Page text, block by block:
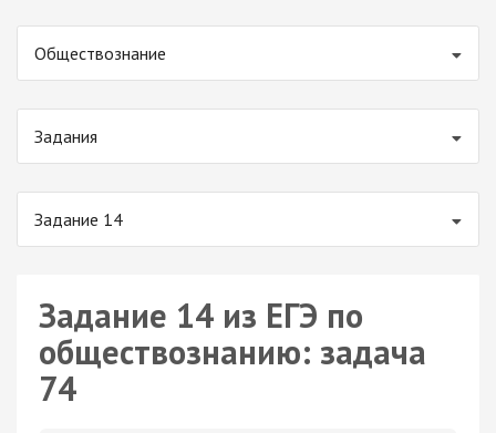
Обществознание
Задания
Задание 14
Задание 14 из ЕГЭ по
обществознанию: задача
74